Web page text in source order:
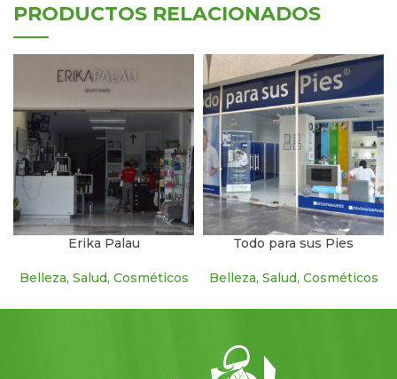
PRODUCTOS RELACIONADOS
Erika Palau
Belleza, Salud, Cosméticos
Todo para sus Pies
Belleza, Salud, Cosméticos